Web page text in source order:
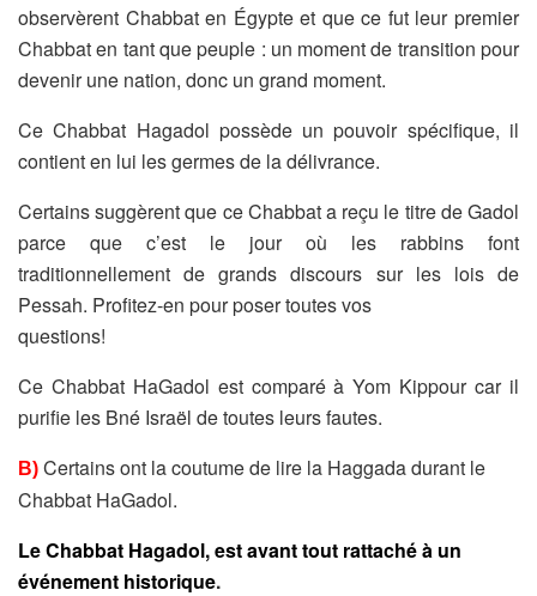
observèrent Chabbat en Égypte et que ce fut leur premier
Chabbaten tant que peuple : un moment de transition pour
devenir une nation, donc un grand moment.
Ce Chabbat Hagadol possède un pouvoir spécifique, il
contient en lui les germes de la délivrance.
Certains suggèrent que ce Chabbat a reçu le titre de Gadol
parce que c’est le jour où les rabbins font
traditionnellement de grandsdiscours sur les lois de
Pessah. Profitez-en pour poser toutes vos
questions!
Ce Chabbat HaGadol est comparé à Yom Kippour car il
purifie les Bné Israël de toutes leurs fautes.
B) Certains ont la coutume de lire la Haggada durant le
Chabbat HaGadol.
Le Chabbat Hagadol, est avant tout rattaché à un
événement historique.